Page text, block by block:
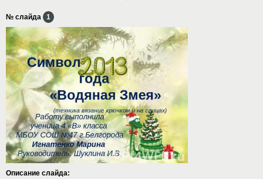
№ слайда 1
Описание слайда: